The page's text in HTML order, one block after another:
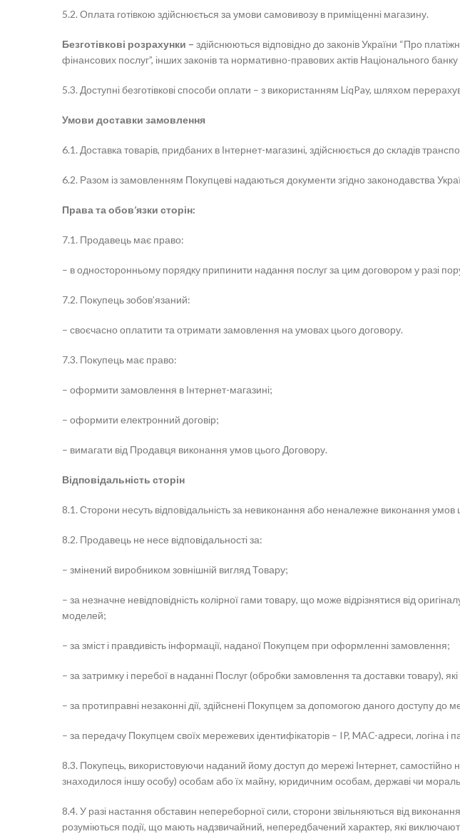
5.2. Оплата готівкою здійснюється за умови самовивозу в приміщенні магазину.
Безготівкові розрахунки – здійснюються відповідно до законів України “Про
фінансових послуг”, інших законів та нормативно-правових актів Національного банку
5.3. Доступні безготівкові способи оплати – з використанням LiqPay, шляхом
Умови доставки замовлення
6.1. Доставка товарів, придбаних в Інтернет-магазині, здійснюється до складів
6.2. Разом із замовленням Покупцеві надаються документи згідно законодавства
Права та обов’язки сторін:
7.1. Продавець має право:
– в односторонньому порядку припинити надання послуг за цим договором у разі
7.2. Покупець зобов’язаний:
– своєчасно оплатити та отримати замовлення на умовах цього договору.
7.3. Покупець має право:
– оформити замовлення в Інтернет-магазині;
– оформити електронний договір;
– вимагати від Продавця виконання умов цього Договору.
Відповідальність сторін
8.1. Сторони несуть відповідальність за невиконання або неналежне виконання
8.2. Продавець не несе відповідальності за:
– змінений виробником зовнішній вигляд Товару;
– за незначне невідповідність колірної гами товару, що може відрізнятися від
моделей;
– за зміст і правдивість інформації, наданої Покупцем при оформленні замовлення;
– за затримку і перебої в наданні Послуг (обробки замовлення та доставки товару),
– за протиправні незаконні дії, здійснені Покупцем за допомогою даного доступу до
– за передачу Покупцем своїх мережевих ідентифікаторів – IP, MAC-адреси, логіна і
8.3. Покупець, використовуючи наданий йому доступ до мережі Інтернет, самостійно
знаходилося іншу особу) особам або їх майну, юридичним особам, державі чи
8.4. У разі настання обставин непереборної сили, сторони звільняються від
розуміються події, що мають надзвичайний, непередбачений характер, які